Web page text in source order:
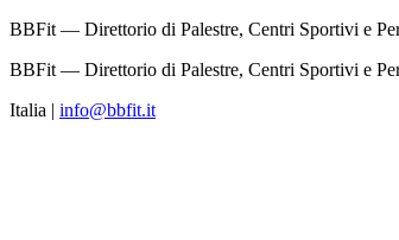
BBFit — Direttorio di Palestre, Centri Sportivi e
BBFit — Direttorio di Palestre, Centri Sportivi e
Italia | info@bbfit.it